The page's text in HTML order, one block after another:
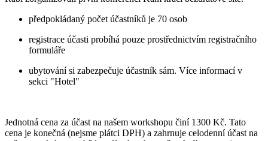
předpokládaný počet účastníků je 70 osob
registrace účasti probíhá pouze prostřednictvím registračního
formuláře
ubytování si zabezpečuje účastník sám. Více informací v
sekci "Hotel"
Jednotná cena za účast na našem workshopu činí 1300 Kč. Tato
cena je konečná (nejsme plátci DPH) a zahrnuje celodenní účast na